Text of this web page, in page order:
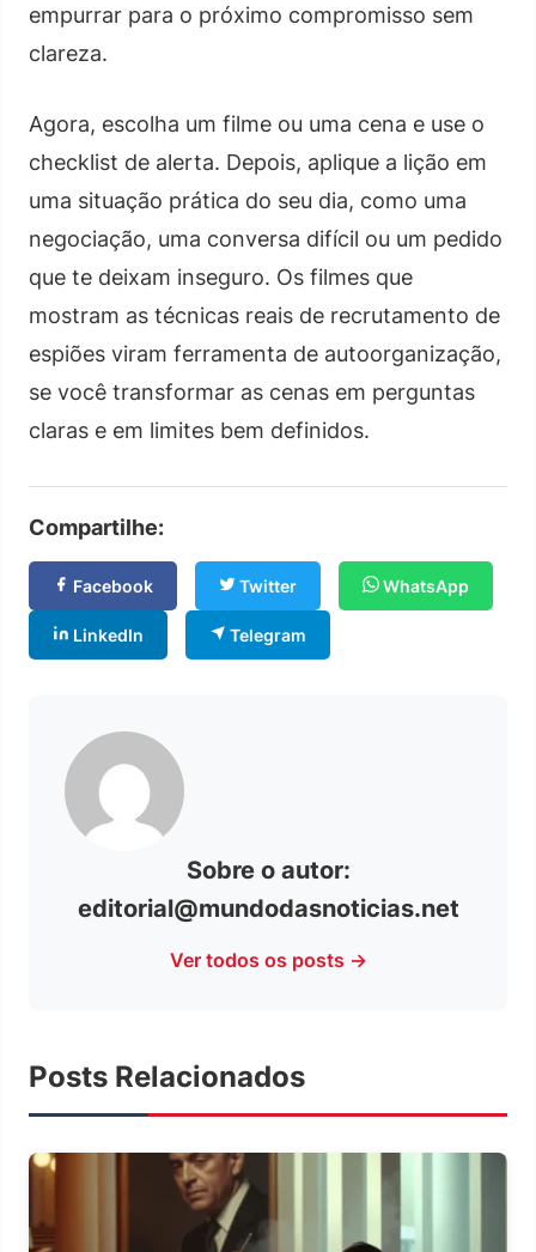
empurrar para o próximo compromisso sem
clareza.
Agora, escolha um filme ou uma cena e use o
checklist de alerta. Depois, aplique a lição em
uma situação prática do seu dia, como uma
negociação, uma conversa difícil ou um pedido
que te deixam inseguro. Os filmes que
mostram as técnicas reais de recrutamento de
espiões viram ferramenta de autoorganização,
se você transformar as cenas em perguntas
claras e em limites bem definidos.
Compartilhe:
Facebook Twitter WhatsApp
LinkedIn Telegram
Sobre o autor:
editorial@mundodasnoticias.net
Ver todos os posts →
Posts Relacionados